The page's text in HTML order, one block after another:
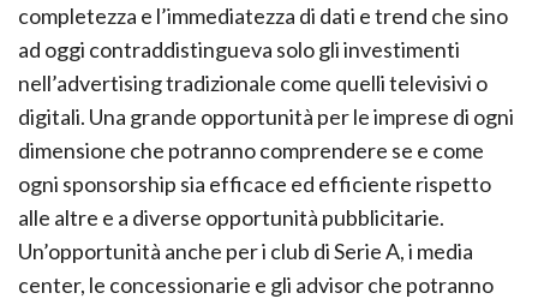
completezza e l’immediatezza di dati e trend che sino
ad oggi contraddistingueva solo gli investimenti
nell’advertising tradizionale come quelli televisivi o
digitali. Una grande opportunità per le imprese di ogni
dimensione che potranno comprendere se e come
ogni sponsorship sia efficace ed efficiente rispetto
alle altre e a diverse opportunità pubblicitarie.
Un’opportunità anche per i club di Serie A, i media
center, le concessionarie e gli advisor che potranno